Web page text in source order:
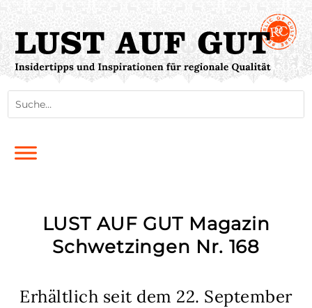
LUST AUF GUT Magazin
Schwetzingen Nr. 168
Erhältlich seit dem 22. September